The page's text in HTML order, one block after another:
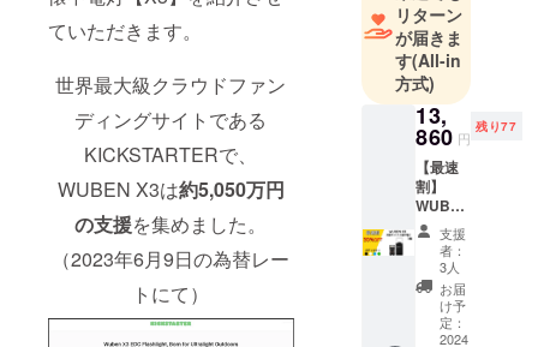
ていただきます。
世界最大級クラウドファン
ディングサイトである
KICKSTARTERで、
WUBEN X3は約5,050万円
の支援を集めました。
（2023年6月9日の為替レー
トにて）
リターン
が届きま
す(All-in
方式)
13,
860 円
残り77
【最速
割】
WUBE
N X3 充
電ボッ
クス付
ミニ
LED懐
中電灯
×1点
支援
者：
3人
お届
け予
定：
2024